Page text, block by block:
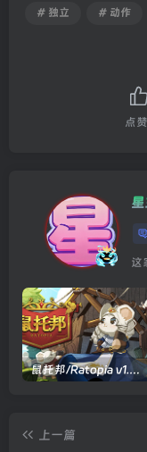
# 独立 # 动作
点赞
这
鼠托邦/Ratopia v1.0.0530|策略模拟|容量2.9GB|官方中文版
上一篇